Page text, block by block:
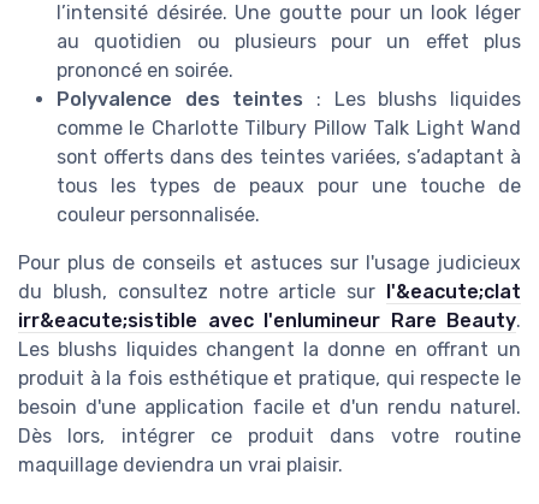
l’intensité désirée. Une goutte pour un look léger
au quotidien ou plusieurs pour un effet plus
prononcé en soirée.
Polyvalence des teintes : Les blushs liquides
comme le Charlotte Tilbury Pillow Talk Light Wand
sont offerts dans des teintes variées, s’adaptant à
tous les types de peaux pour une touche de
couleur personnalisée.
Pour plus de conseils et astuces sur l'usage judicieux
du blush, consultez notre article sur l'&eacute;clat
irr&eacute;sistible avec l'enlumineur Rare Beauty.
Les blushs liquides changent la donne en offrant un
produit à la fois esthétique et pratique, qui respecte le
besoin d'une application facile et d'un rendu naturel.
Dès lors, intégrer ce produit dans votre routine
maquillage deviendra un vrai plaisir.